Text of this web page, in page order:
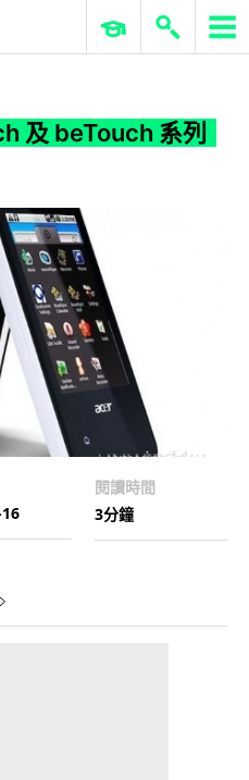
ERP 與商業 AI
及 beTouch 系列
閱讀時間
3分鐘